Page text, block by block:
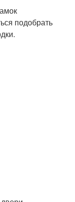
подобрать